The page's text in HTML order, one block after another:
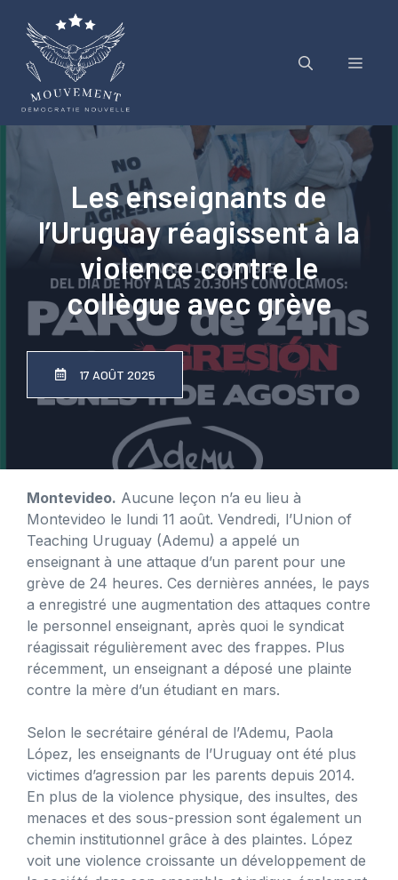
contenu
Menu
Les enseignants de
l’Uruguay réagissent à la
violence contre le
collègue avec grève
17 AOÛT 2025
Montevideo. Aucune leçon n’a eu lieu à
Montevideo le lundi 11 août. Vendredi, l’Union of
Teaching Uruguay (Ademu) a appelé un
enseignant à une attaque d’un parent pour une
grève de 24 heures. Ces dernières années, le pays
a enregistré une augmentation des attaques contre
le personnel enseignant, après quoi le syndicat
réagissait régulièrement avec des frappes. Plus
récemment, un enseignant a déposé une plainte
contre la mère d’un étudiant en mars.
Selon le secrétaire général de l’Ademu, Paola
López, les enseignants de l’Uruguay ont été plus
victimes d’agression par les parents depuis 2014.
En plus de la violence physique, des insultes, des
menaces et des sous-pression sont également un
chemin institutionnel grâce à des plaintes. López
voit une violence croissante un développement de